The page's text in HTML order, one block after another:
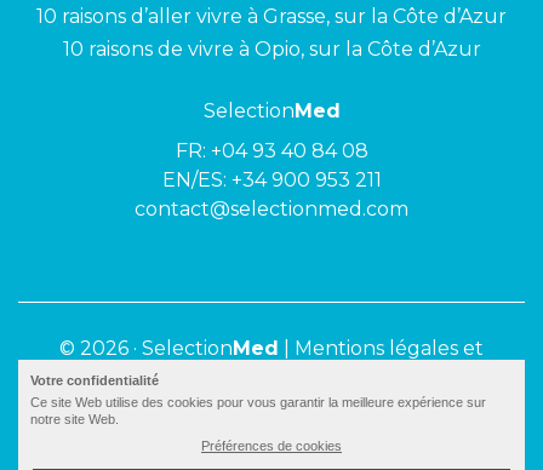
10 raisons d’aller vivre à Grasse, sur la Côte d’Azur
10 raisons de vivre à Opio, sur la Côte d’Azur
SelectionMed
FR: +04 93 40 84 08
EN/ES: +34 900 953 211
contact@selectionmed.com
© 2026 · SelectionMed
Mentions légales et
politique de confidentialité
Votre confidentialité
Ce site Web utilise des cookies pour vous garantir la meilleure expérience sur
notre site Web.
Préférences de cookies